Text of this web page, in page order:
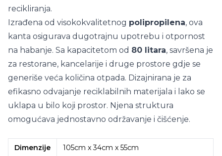
recikliranja.
Izrađena od visokokvalitetnog polipropilena, ova
kanta osigurava dugotrajnu upotrebu i otpornost
na habanje. Sa kapacitetom od 80 litara, savršena je
za restorane, kancelarije i druge prostore gdje se
generiše veća količina otpada. Dizajnirana je za
efikasno odvajanje reciklabilnih materijala i lako se
uklapa u bilo koji prostor. Njena struktura
omogućava jednostavno održavanje i čišćenje.
Dimenzije 105cm x 34cm x 55cm